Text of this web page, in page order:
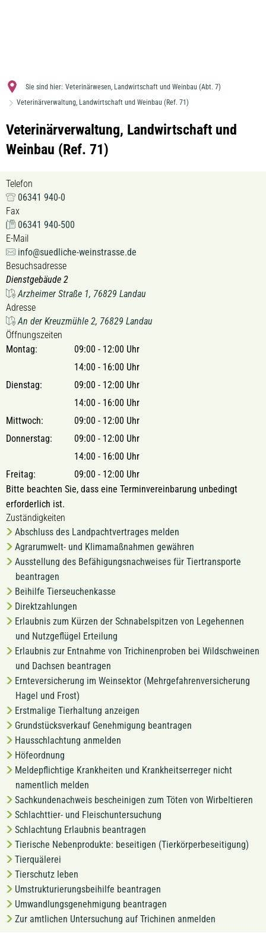
Sie sind hier: Veterinärwesen, Landwirtschaft und Weinbau (Abt. 7)
Veterinärverwaltung, Landwirtschaft und Weinbau (Ref. 71)
Veterinärverwaltung, Landwirtschaft und
Weinbau (Ref. 71)
Telefon
06341 940-0
Fax
06341 940-500
E-Mail
info@suedliche-weinstrasse.de
Besuchsadresse
Dienstgebäude 2
Arzheimer Straße 1, 76829 Landau
Adresse
An der Kreuzmühle 2, 76829 Landau
Öffnungszeiten
Montag:
09:00 - 12:00 Uhr
14:00 - 16:00 Uhr
Dienstag:
09:00 - 12:00 Uhr
14:00 - 16:00 Uhr
Mittwoch:
09:00 - 12:00 Uhr
Donnerstag:
09:00 - 12:00 Uhr
14:00 - 16:00 Uhr
Freitag:
09:00 - 12:00 Uhr
Bitte beachten Sie, dass eine Terminvereinbarung unbedingt
erforderlich ist.
Zuständigkeiten
Abschluss des Landpachtvertrages melden
Agrarumwelt- und Klimamaßnahmen gewähren
Ausstellung des Befähigungsnachweises für Tiertransporte
beantragen
Beihilfe Tierseuchenkasse
Direktzahlungen
Erlaubnis zum Kürzen der Schnabelspitzen von Legehennen
und Nutzgeflügel Erteilung
Erlaubnis zur Entnahme von Trichinenproben bei Wildschweinen
und Dachsen beantragen
Ernteversicherung im Weinsektor (Mehrgefahrenversicherung
Hagel und Frost)
Erstmalige Tierhaltung anzeigen
Grundstücksverkauf Genehmigung beantragen
Hausschlachtung anmelden
Höfeordnung
Meldepflichtige Krankheiten und Krankheitserreger nicht
namentlich melden
Sachkundenachweis bescheinigen zum Töten von Wirbeltieren
Schlachttier- und Fleischuntersuchung
Schlachtung Erlaubnis beantragen
Tierische Nebenprodukte: beseitigen (Tierkörperbeseitigung)
Tierquälerei
Tierschutz leben
Umstrukturierungsbeihilfe beantragen
Umwandlungsgenehmigung beantragen
Zur amtlichen Untersuchung auf Trichinen anmelden